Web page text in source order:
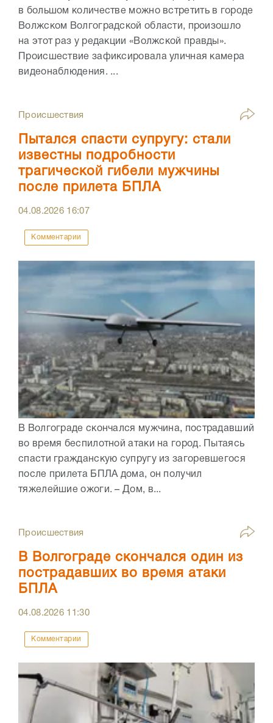
в большом количестве можно встретить в городе
Волжском Волгоградской области, произошло
на этот раз у редакции «Волжской правды».
Происшествие зафиксировала уличная камера
видеонаблюдения. ...
Происшествия
Пытался спасти супругу: стали
известны подробности
трагической гибели мужчины
после прилета БПЛА
04.08.2026 16:07
Комментарии
В Волгограде скончался мужчина, пострадавший
во время беспилотной атаки на город. Пытаясь
спасти гражданскую супругу из загоревшегося
после прилета БПЛА дома, он получил
тяжелейшие ожоги. – Дом, в...
Происшествия
В Волгограде скончался один из
пострадавших во время атаки
БПЛА
04.08.2026 11:30
Комментарии